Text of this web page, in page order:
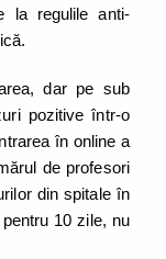
la regulile anti-
dar pe sub
pozitive într-o
în online a
de profesori
din spitale în
10 zile, nu